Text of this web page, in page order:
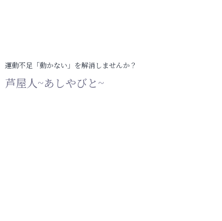
運動不足「動かない」を解消しませんか？
芦屋人~あしやびと~